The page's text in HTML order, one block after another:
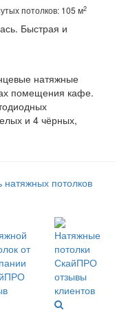
потолков: 105 м2
Быстрая и
натяжные
помещения кафе.
и 4 чёрных,